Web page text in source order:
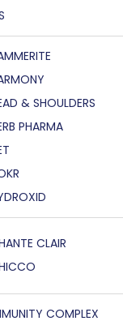
& SHOULDERS
PHARMA
CLAIR
COMPLEX